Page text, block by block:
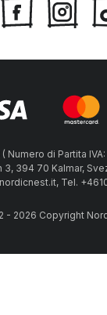
Numero di Partita
3, 394 70 Kalmar,
Tel.
- 2026 Copyright